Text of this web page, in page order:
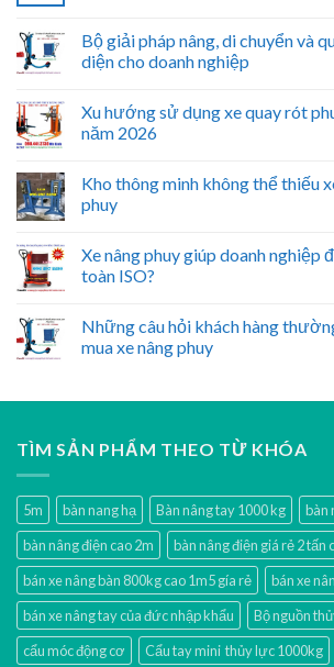
Bộ giải pháp nâng, di chuyển và
diện cho doanh nghiệp
Xu hướng sử dụng xe quay rót
năm 2026
Kho thông minh không thể thiếu
phuy
Xe nâng phuy giúp doanh nghiệp
toàn ISO?
Những câu hỏi khách hàng
mua xe nâng phuy
TÌM SẢN PHẨM THEO TỪ KHÓA
5m bàn nang hạ Bàn nâng tay 1000 kg
bàn
bàn nâng điện cao 2m
bàn nâng điện giá rẻ 2 tấn
bán xe nâng bàn 800kg cao 1m5 gía rẻ
bán xe
bán xe nâng tay của đức nhập khẩu
Bộ nguồn
cẩu móc động cơ
Cẩu tay mini thủy lực 1000kg